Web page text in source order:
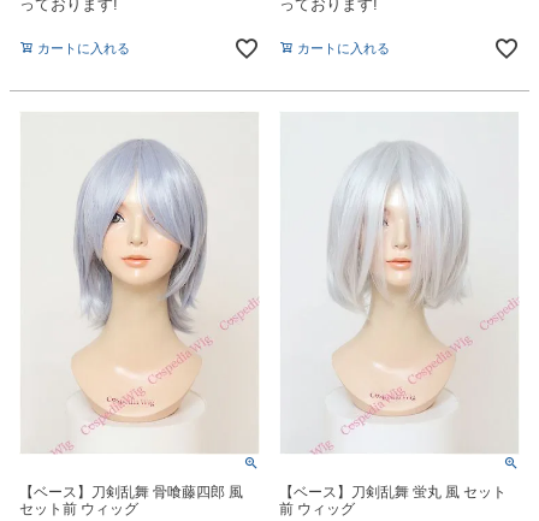
っております!
カートに入れる
っております!
カートに入れる
【ベース】刀剣乱舞 骨喰藤四郎 風
セット前 ウィッグ
【ベース】刀剣乱舞 蛍丸 風 セット
前 ウィッグ